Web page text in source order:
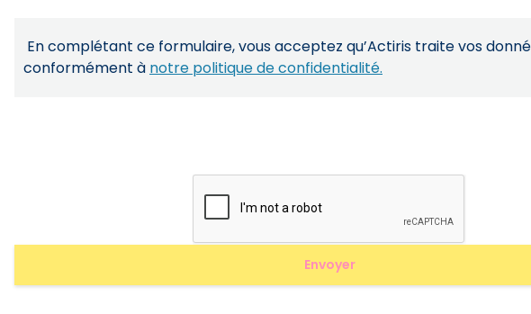
En complétant ce formulaire, vous acceptez qu’Actiris traite vos
conformément à notre politique de confidentialité.